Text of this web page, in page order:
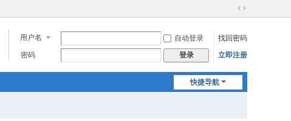
切
到
宽
用户名 自动登录
找回密码
密码
登录 立即注册
快捷导航